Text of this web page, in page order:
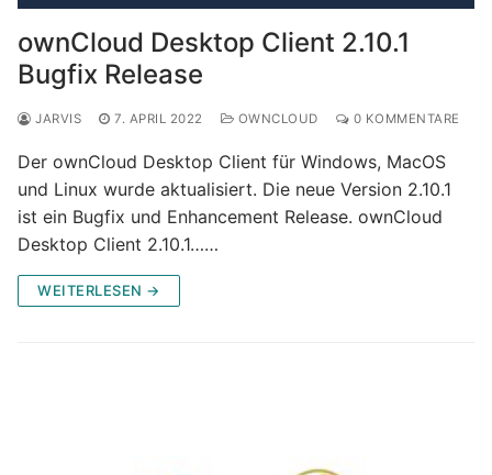
ownCloud Desktop Client 2.10.1
Bugfix Release
JARVIS 7. APRIL 2022 OWNCLOUD 0 KOMMENTARE
Der ownCloud Desktop Client für Windows, MacOS
und Linux wurde aktualisiert. Die neue Version 2.10.1
ist ein Bugfix und Enhancement Release. ownCloud
Desktop Client 2.10.1……
WEITERLESEN →